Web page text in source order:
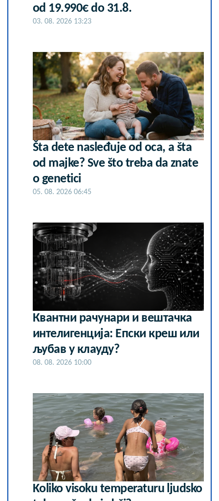
od 19.990€ do 31.8.
03. 08. 2026 13:23
Šta dete nasleđuje od oca, a šta
od majke? Sve što treba da znate
o genetici
05. 08. 2026 06:45
Квантни рачунари и вештачка
интелигенција: Епски креш или
љубав у клауду?
08. 08. 2026 10:00
Koliko visoku temperaturu ljudsko